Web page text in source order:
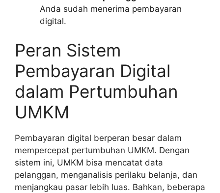
Anda sudah menerima pembayaran
digital.
Peran Sistem
Pembayaran Digital
dalam Pertumbuhan
UMKM
Pembayaran digital berperan besar dalam
mempercepat pertumbuhan UMKM. Dengan
sistem ini, UMKM bisa mencatat data
pelanggan, menganalisis perilaku belanja, dan
menjangkau pasar lebih luas. Bahkan, beberapa